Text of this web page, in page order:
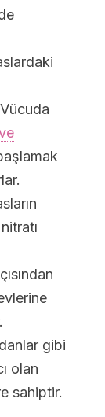
gibi
olan
sahiptir.